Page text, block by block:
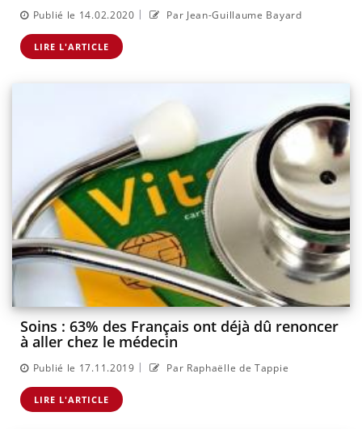
Publié le 14.02.2020 | Par Jean-Guillaume Bayard
LIRE L'ARTICLE
Soins : 63% des Français ont déjà dû renoncer
à aller chez le médecin
Publié le 17.11.2019 | Par Raphaëlle de Tappie
LIRE L'ARTICLE